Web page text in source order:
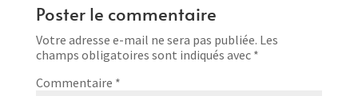
Poster le commentaire
Votre adresse e-mail ne sera pas publiée. Les
champs obligatoires sont indiqués avec *
Commentaire *